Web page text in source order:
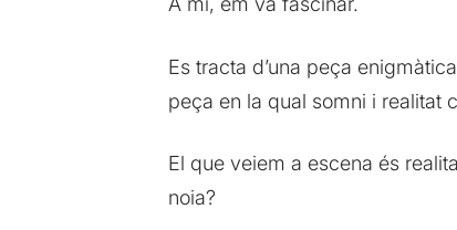
Es tracta d’una peça
peça en la qual somni i realitat
El que veiem a escena és
noia?